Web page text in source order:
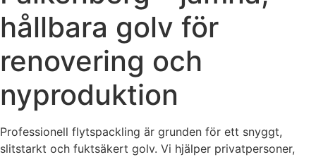
hållbara golv för
renovering och
nyproduktion
Professionell flytspackling är grunden för ett snyggt,
slitstarkt och fuktsäkert golv. Vi hjälper privatpersoner,